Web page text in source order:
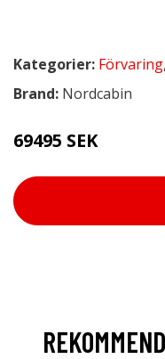
Kategorier: Förvaring,
Brand: Nordcabin
69495 SEK